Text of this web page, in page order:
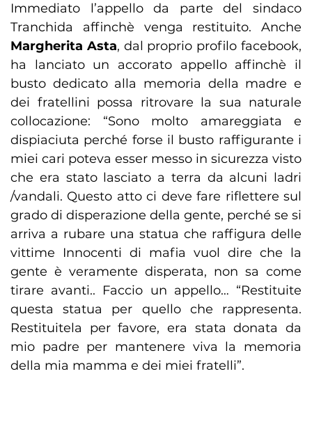
Immediato l’appello da parte del sindaco
Tranchida affinchè venga restituito. Anche
Margherita Asta, dal proprio profilo facebook,
ha lanciato un accorato appello affinchè il
busto dedicato alla memoria della madre e
dei fratellini possa ritrovare la sua naturale
collocazione: “Sono molto amareggiata e
dispiaciuta perché forse il busto raffigurante i
miei cari poteva esser messo in sicurezza visto
che era stato lasciato a terra da alcuni ladri
/vandali. Questo atto ci deve fare riflettere sul
grado di disperazione della gente, perché se si
arriva a rubare una statua che raffigura delle
vittime Innocenti di mafia vuol dire che la
gente è veramente disperata, non sa come
tirare avanti.. Faccio un appello… “Restituite
questa statua per quello che rappresenta.
Restituitela per favore, era stata donata da
mio padre per mantenere viva la memoria
della mia mamma e dei miei fratelli”.